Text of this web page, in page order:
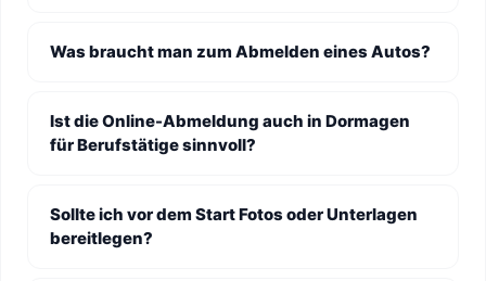
Was braucht man zum Abmelden eines Autos?
Ist die Online-Abmeldung auch in Dormagen
für Berufstätige sinnvoll?
Sollte ich vor dem Start Fotos oder Unterlagen
bereitlegen?